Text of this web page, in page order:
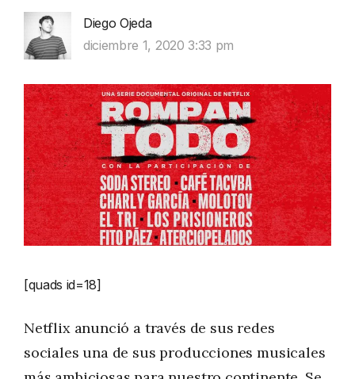
Diego Ojeda
diciembre 1, 2020 3:33 pm
[quads id=18]
Netflix anunció a través de sus redes
sociales una de sus producciones musicales